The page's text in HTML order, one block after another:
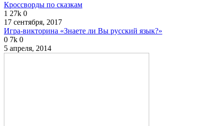
Кроссворды по сказкам
1 27k 0
17 сентября, 2017
Игра-викторина «Знаете ли Вы русский язык?»
0 7k 0
5 апреля, 2014